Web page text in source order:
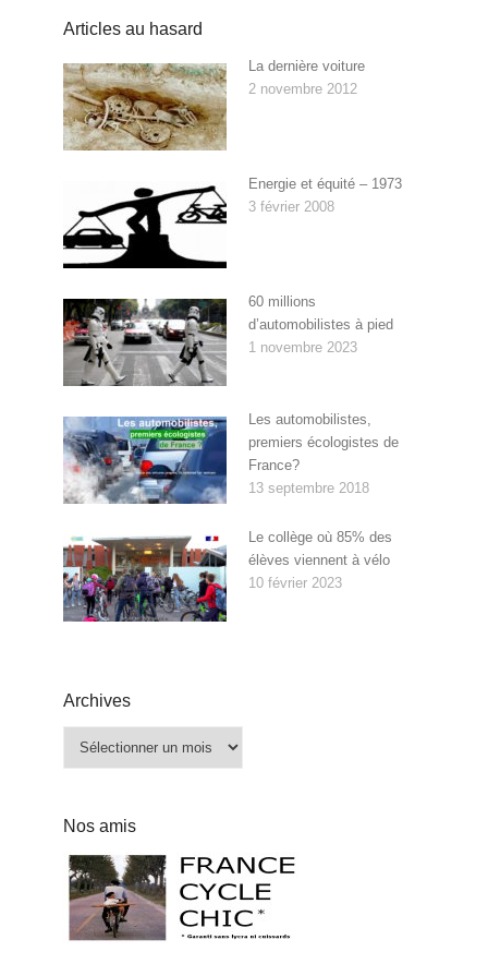
Articles au hasard
La dernière voiture
2 novembre 2012
Energie et équité – 1973
3 février 2008
60 millions
d’automobilistes à pied
1 novembre 2023
Les automobilistes,
premiers écologistes de
France?
13 septembre 2018
Le collège où 85% des
élèves viennent à vélo
10 février 2023
Archives
Nos amis